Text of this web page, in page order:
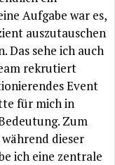
Aufgabe war es,
auszutauschen
Das sehe ich auch
rekrutiert
Event
für mich in
Zum
dieser
ich eine zentrale